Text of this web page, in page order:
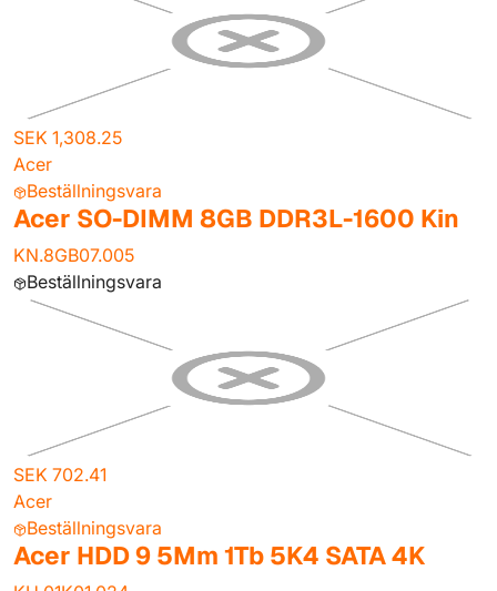
SEK 1,308.25
Acer
Beställningsvara
Acer SO-DIMM 8GB DDR3L-1600 Kin
KN.8GB07.005
Beställningsvara
SEK 702.41
Acer
Beställningsvara
Acer HDD 9 5Mm 1Tb 5K4 SATA 4K